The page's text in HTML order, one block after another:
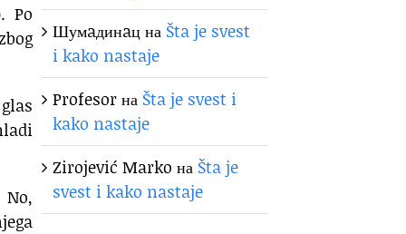
Po
Шумaдинaцна Šta je svest
i kako nastaje
Profesorна Šta je svest i
kako nastaje
Zirojević Marko на Šta je
svest i kako nastaje